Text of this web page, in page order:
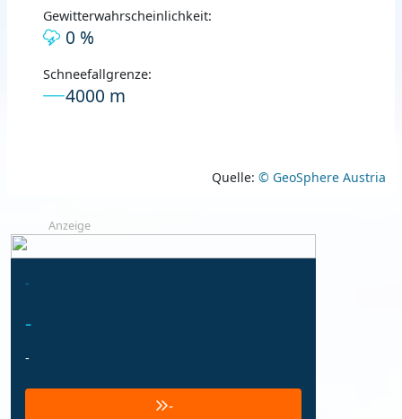
Gewitterwahrscheinlichkeit:
0 %
Schneefallgrenze:
4000 m
Quelle: © GeoSphere Austria
Anzeige
-
-
-
-